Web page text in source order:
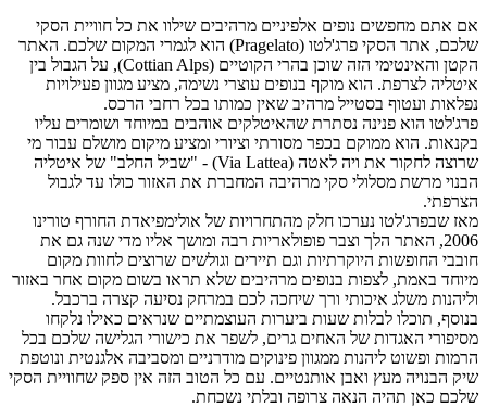
אם אתם מחפשים נופים אלפיניים מרהיבים שילוו את כל חוויית הסקי
שלכם, אתר הסקי פרג'לטו (Pragelato) הוא לגמרי המקום שלכם. האתר
הקטן והאינטימי הזה שוכן בהרי הקוטיים (Cottian Alps), על הגבול בין
איטליה לצרפת. הוא מוקף בנופים עוצרי נשימה, מציע מגוון פעילויות
נפלאות ועטוף בסטייל מרהיב שאין כמותו בכל רחבי הרכס.
פרג'לטו הוא פנינה נסתרת שהאיטלקים אוהבים במיוחד ושומרים עליו
בקנאות. הוא ממוקם בכפר מסורתי וציורי ומציע מיקום מושלם עבור מי
שרוצה לחקור את ויה לאטה (Via Lattea) - "שביל החלב" של איטליה
הבנוי מרשת מסלולי סקי מרהיבה המחברת את האזור כולו עד לגבול
הצרפתי.
מאז שבפרג'לטו נערכו חלק מהתחרויות של אולימפיאדת החורף טורינו
2006, האתר הלך וצבר פופולאריות רבה ומושך אליו מדי שנה גם את
חובבי החופשות היוקרתיות וגם תיירים וגולשים שרוצים לחוות מקום
מיוחד באמת, לצפות בנופים מרהיבים שלא תראו בשום מקום אחר באזור
וליהנות משלג איכותי ורך שיחכה לכם במרחק נסיעה קצרה ברכבל.
בנוסף, תוכלו לבלות שעות ביערות העוצמתיים שנראים כאילו נלקחו
מסיפורי האגדות של האחים גרים, לשפר את כישורי הגלישה שלכם בכל
הרמות ופשוט ליהנות ממגוון פינוקים מודרניים ומסביבה אלגנטית ונוטפת
שיק הבנויה מעץ ואבן אותנטיים. עם כל הטוב הזה אין ספק שחוויית הסקי
שלכם כאן תהיה הנאה צרופה ובלתי נשכחת.